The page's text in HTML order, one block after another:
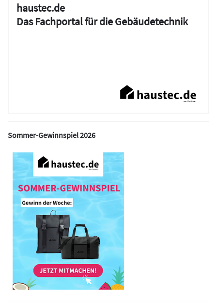
haustec.de
Das Fachportal für die Gebäudetechnik
Sommer-Gewinnspiel 2026